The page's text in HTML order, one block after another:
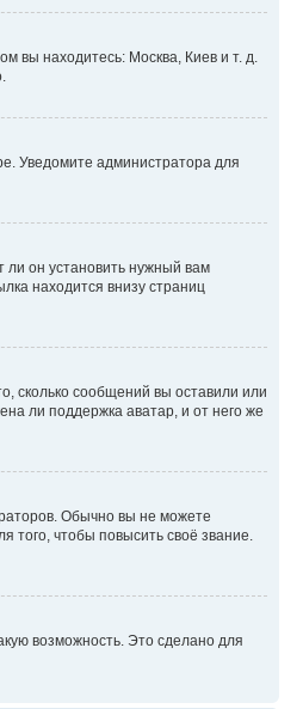
вы находитесь: Москва, Киев и т. д.
Уведомите администратора для
ли он установить нужный вам
находится внизу страниц
сколько сообщений вы оставили или
ли поддержка аватар, и от него же
Обычно вы не можете
чтобы повысить своё звание.
возможность. Это сделано для